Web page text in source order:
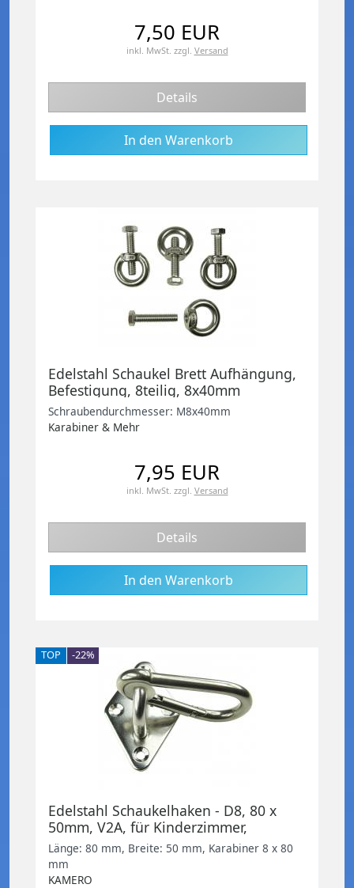
7,50 EUR
inkl. MwSt. zzgl. Versand
Details
Edelstahl Schaukel Brett Aufhängung,
Befestigung, 8teilig, 8x40mm
Schraubendurchmesser: M8x40mm
Karabiner & Mehr
7,95 EUR
inkl. MwSt. zzgl. Versand
Details
TOP -22%
Edelstahl Schaukelhaken - D8, 80 x
50mm, V2A, für Kinderzimmer,
Wohnzimmer etc.
Länge: 80 mm, Breite: 50 mm, Karabiner 8 x 80
mm
KAMERO